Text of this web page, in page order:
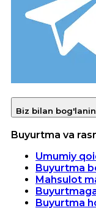
Biz bilan
Buyurtma va
Umumiy
Buyurtma
Mahsulot
Buyurtma